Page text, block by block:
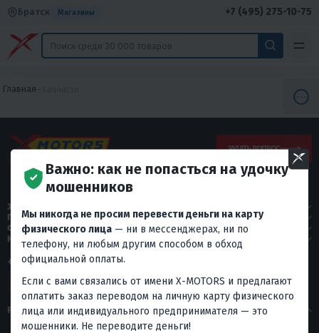
Братск Магазины +7 (495) 275-10-75
Главная
ЗАДАТЬ ВОПРОС
X-MOTORS
ПОКУПАТЕЛЯМ
СЕРВИС
КОНТАКТЫ
+7 (495) 275-10-75
РЕЙТИНГ МАГАЗИНА
Важно: как не попасться на удочку
мошенников
Мы никогда не просим перевести деньги на карту
физического лица — ни в мессенджерах, ни по
телефону, ни любым другим способом в обход
официальной оплаты.
Если с вами связались от имени X-MOTORS и предлагают
оплатить заказ переводом на личную карту физического
лица или индивидуального предпринимателя — это
мошенники. Не переводите деньги!